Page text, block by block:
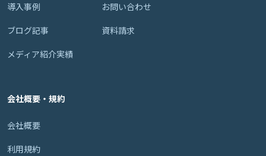
導入事例
ブログ記事
メディア紹介実績
お問い合わせ
資料請求
会社概要・規約
会社概要
利用規約